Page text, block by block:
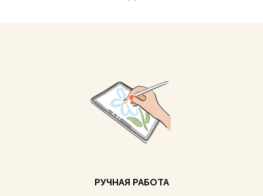
РУЧНАЯ РАБОТА